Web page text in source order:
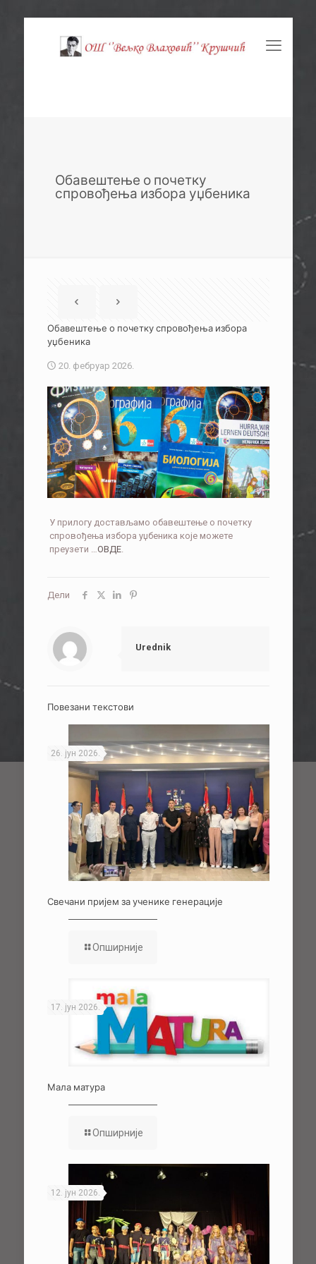
Обавештење о почетку
спровођења избора уџбеника
Обавештење о почетку спровођења избора
уџбеника
20. фебруар 2026.
У прилогу достављамо обавештење о почетку
спровођења избора уџбеника које можете
преузети … ОВДЕ.
Дели
Urednik
Повезани текстови
26. јун 2026.
Свечани пријем за ученике генерације
Опширније
17. јун 2026.
Мала матура
Опширније
12. јун 2026.